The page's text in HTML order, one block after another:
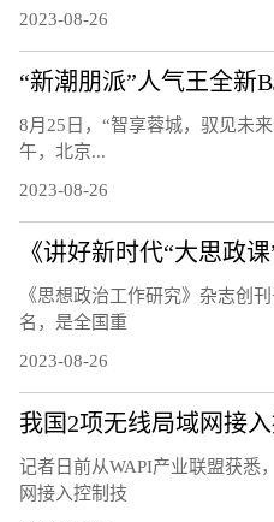
2023-08-26
8月25日，“智享蓉城，驭见未
午，北京...
2023-08-26
《讲好新时代“大思政课
《思想政治工作研究》杂志创
名，是全国重
2023-08-26
我国2项无线局域网接
记者日前从WAPI产业联盟获悉
网接入控制技